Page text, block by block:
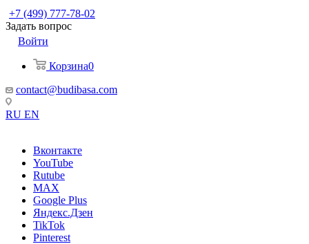
+7 (499) 777-78-02
Задать вопрос
Войти
Корзина0
contact@budibasa.com
RU EN
Вконтакте
YouTube
Rutube
MAX
Google Plus
Яндекс.Дзен
TikTok
Pinterest